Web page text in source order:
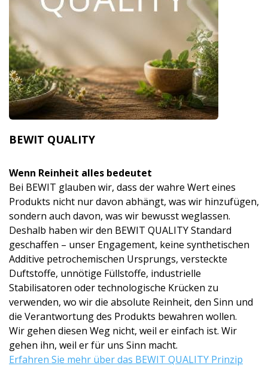
BEWIT QUALITY
Wenn Reinheit alles bedeutet
Bei BEWIT glauben wir, dass der wahre Wert eines
Produkts nicht nur davon abhängt, was wir hinzufügen,
sondern auch davon, was wir bewusst weglassen.
Deshalb haben wir den BEWIT QUALITY Standard
geschaffen – unser Engagement, keine synthetischen
Additive petrochemischen Ursprungs, versteckte
Duftstoffe, unnötige Füllstoffe, industrielle
Stabilisatoren oder technologische Krücken zu
verwenden, wo wir die absolute Reinheit, den Sinn und
die Verantwortung des Produkts bewahren wollen.
Wir gehen diesen Weg nicht, weil er einfach ist. Wir
gehen ihn, weil er für uns Sinn macht.
Erfahren Sie mehr über das BEWIT QUALITY Prinzip